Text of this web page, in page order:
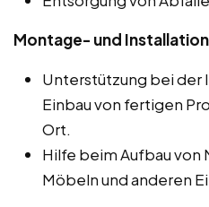
Montage- und
Unterstützung bei der
Einbau von fertigen
Ort.
Hilfe beim Aufbau von
Möbeln und anderen